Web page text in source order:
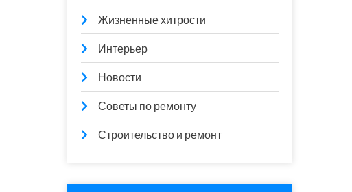
Жизненные хитрости
Интерьер
Новости
Советы по ремонту
Строительство и ремонт